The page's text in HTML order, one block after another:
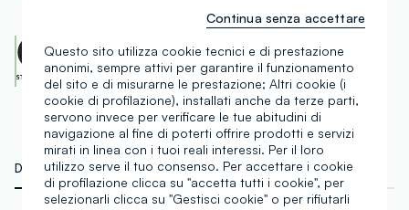
OEKO-TEX class I
CENTROCOT:0906991.O
Scopri di più
DETTAGLI TECNICI MATERIALI E FILIERA
Questo sito utilizza cookie tecnici e di prestazione
anonimi, sempre attivi per garantire il funzionamento
del sito e di misurarne le prestazione; Altri cookie (i
cookie di profilazione), installati anche da terze parti,
servono invece per verificare le tue abitudini di
navigazione al fine di poterti offrire prodotti e servizi
mirati in linea con i tuoi reali interessi. Per il loro
utilizzo serve il tuo consenso. Per accettare i cookie
di profilazione clicca su "accetta tutti i cookie", per
selezionarli clicca su "Gestisci cookie" o per rifiutarli
Continua senza accettare